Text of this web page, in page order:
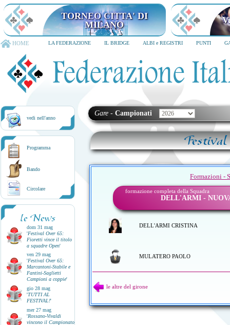
TORNEO CITTA' DI
MILANO
HOME LA FEDERAZIONE IL BRIDGE ALBI e REGISTRI PUNTI
vedi nell'anno
Programma
Bando
Circolare
le News
dom 31 mag
'Festival Over 65:
Fioretti vince il titolo
a squadre Open'
ven 29 mag
'Festival Over 65:
Marcantoni-Stabile e
Fantini-Saglietti
Campioni a coppie'
gio 28 mag
'TUTTI AL
FESTIVAL!'
mer 27 mag
'Rossano-Vivaldi
vincono il Campionato
Gare - Campionati
Festival
Formazioni -
formazione completa della Squadra
DELL'ARMI -
DELL'ARMI CRISTINA
MULATERO PAOLO
le altre del girone